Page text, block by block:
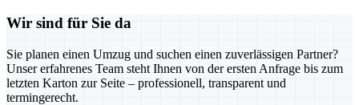
Wir sind für Sie da
Sie planen einen Umzug und suchen einen zuverlässigen Partner?
Unser erfahrenes Team steht Ihnen von der ersten Anfrage bis zum
letzten Karton zur Seite – professionell, transparent und
termingerecht.